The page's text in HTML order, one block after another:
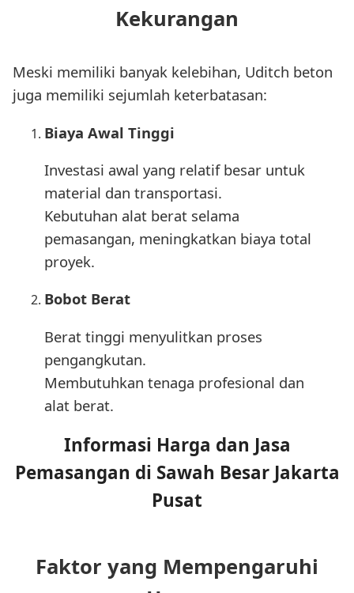
Kekurangan
Meski memiliki banyak kelebihan, Uditch beton
juga memiliki sejumlah keterbatasan:
Biaya Awal Tinggi
Investasi awal yang relatif besar untuk
material dan transportasi.
Kebutuhan alat berat selama
pemasangan, meningkatkan biaya total
proyek.
Bobot Berat
Berat tinggi menyulitkan proses
pengangkutan.
Membutuhkan tenaga profesional dan
alat berat.
Informasi Harga dan Jasa
Pemasangan di Sawah Besar Jakarta
Pusat
Faktor yang Mempengaruhi